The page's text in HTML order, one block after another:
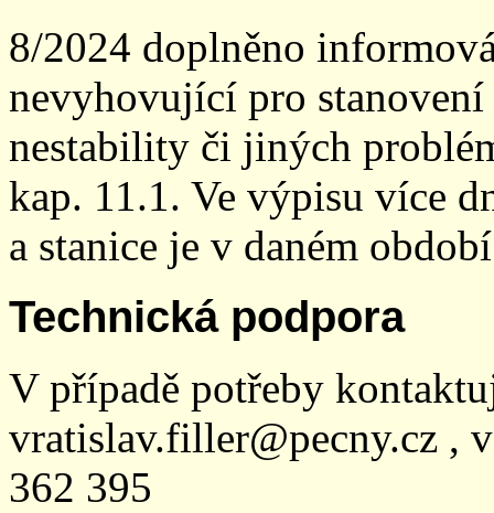
8/2024 doplněno
nevyhovující pro
nestability či jiných
kap. 11.1. Ve výpisu více
a stanice je v daném
Technická podpora
V případě potřeby
vratislav.filler@pecny.cz ,
362 395